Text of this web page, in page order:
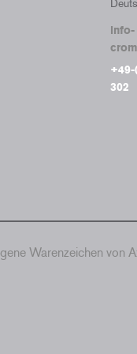
info-
+49-
302
Warenzeichen von